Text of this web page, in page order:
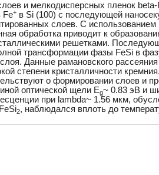
и мелкодисперсных пленок beta-
Fe+в Si (100) с последующей
слоев. С использованием
обработка приводит к
решетками.
трансформации фазы FeSi в
слоя. Данные рамановского
степени кристалличности
о формировании слоев и
оптической щели Eg~ 0.83 эВ и
при lambda~ 1.56 мкм,
2, наблюдался вплоть до